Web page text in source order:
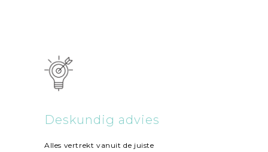
Deskundig advies
Alles vertrekt vanuit de juiste